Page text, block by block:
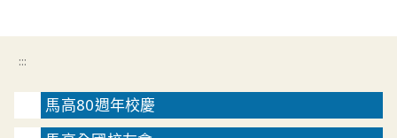
:::
馬高80週年校慶